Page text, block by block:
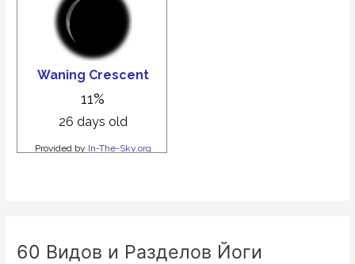
60 Видов и Разделов Йоги